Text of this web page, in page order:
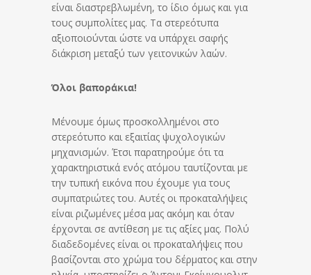
είναι διαστρεβλωμένη, το ίδιο όμως και για
τους συμπολίτες μας. Τα στερεότυπα
αξιοποιούνται ώστε να υπάρχει σαφής
διάκριση μεταξύ των γειτονικών λαών.
Όλοι βαποράκια!
Μένουμε όμως προσκολλημένοι στο
στερεότυπο και εξαιτίας ψυχολογικών
μηχανισμών. Έτσι παρατηρούμε ότι τα
χαρακτηριστικά ενός ατόμου ταυτίζονται με
την τυπική εικόνα που έχουμε για τους
συμπατριώτες του. Αυτές οι προκαταλήψεις
είναι ριζωμένες μέσα μας ακόμη και όταν
έρχονται σε αντίθεση με τις αξίες μας. Πολύ
διαδεδομένες είναι οι προκαταλήψεις που
βασίζονται στο χρώμα του δέρματος και στην